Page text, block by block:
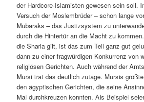
der Hardcore-Islamisten gewesen sein soll.
Versuch der Moslembrüder – schon lange
Mubaraks – das Justizsystem zu
durch die Hintertür an die Macht zu
die Sharia gilt, ist das zum Teil ganz gut
dann zu einer fragwürdigen Konkurrenz von
religiösen Gerichten. Auch während der
Mursi trat das deutlich zutage. Mursis
den ägyptischen Gerichten, die seine
Mal durchkreuzen konnten. Als Beispiel